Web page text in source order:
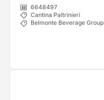
6648497
Cantina Paltrinieri
Belmonte Beverage Group